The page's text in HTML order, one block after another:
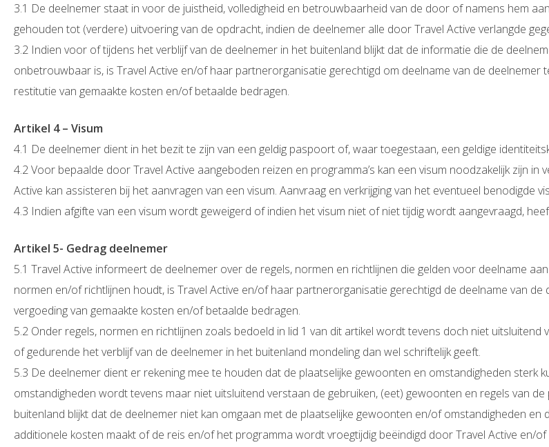
3.1 De deelnemer staat in voor de juistheid, volledigheid en betrouwbaarheid van de door of namens hem
gehouden tot (verdere) uitvoering van de opdracht, indien de deelnemer alle door Travel Active verlangde
3.2 Indien voor of tijdens het verblijf van de deelnemer in het buitenland blijkt dat de informatie die de
onbetrouwbaar is, is Travel Active en/of haar partnerorganisatie gerechtigd om deelname van de
restitutie van gemaakte kosten en/of betaalde bedragen.
Artikel 4 – Visum
4.1 De deelnemer dient in het bezit te zijn van een geldig paspoort of, waar toegestaan, een geldige
4.2 Voor bepaalde door Travel Active aangeboden reizen en programma’s kan een visum noodzakelijk zijn
Active kan assisteren bij het aanvragen van een visum. Aanvraag en verkrijging van het eventueel benodigde
4.3 Indien afgifte van een visum wordt geweigerd of indien het visum niet of niet tijdig wordt aangevraagd,
Artikel 5- Gedrag deelnemer
5.1 Travel Active informeert de deelnemer over de regels, normen en richtlijnen die gelden voor deelname
normen en/of richtlijnen houdt, is Travel Active en/of haar partnerorganisatie gerechtigd de deelname van
vergoeding van gemaakte kosten en/of betaalde bedragen.
5.2 Onder regels, normen en richtlijnen zoals bedoeld in lid 1 van dit artikel wordt tevens doch niet
of gedurende het verblijf van de deelnemer in het buitenland mondeling dan wel schriftelijk geeft.
5.3 De deelnemer dient er rekening mee te houden dat de plaatselijke gewoonten en omstandigheden sterk
omstandigheden wordt tevens maar niet uitsluitend verstaan de gebruiken, (eet) gewoonten en regels van
buitenland blijkt dat de deelnemer niet kan omgaan met de plaatselijke gewoonten en/of omstandigheden
additionele kosten maakt of de reis en/of het programma wordt vroegtijdig beëindigd door Travel Active en/